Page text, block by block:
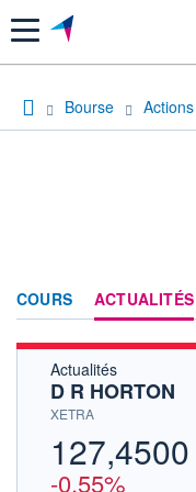
Menu
Bourse Actions
COURS ACTUALITÉS
Actualités
D R HORTON
XETRA
127,4500
-0,55%